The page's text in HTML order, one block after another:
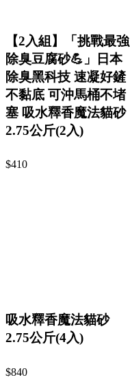
【2入組】「挑戰最強
除臭豆腐砂💪」日本
除臭黑科技 速凝好鏟
不黏底 可沖馬桶不堵
塞 吸水釋香魔法貓砂
2.75公斤(2入)
$410
吸水釋香魔法貓砂
2.75公斤(4入)
$840